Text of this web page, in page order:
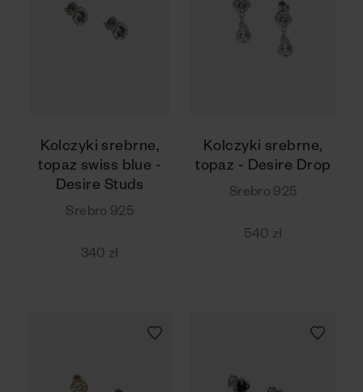
Kolczyki srebrne,
topaz swiss blue -
Desire Studs
Srebro 925
340 zł
Kolczyki srebrne,
topaz - Desire Drop
Srebro 925
540 zł